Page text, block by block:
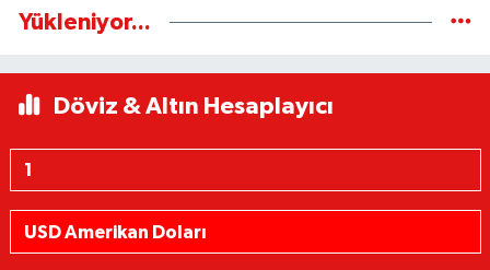
Yükleniyor...
Döviz & Altın Hesaplayıcı